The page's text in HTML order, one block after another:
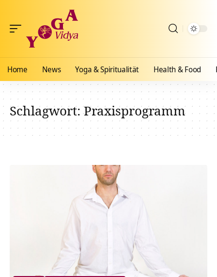
Home News Yoga & Spiritualität Health & Food
Schlagwort:Praxisprogramm